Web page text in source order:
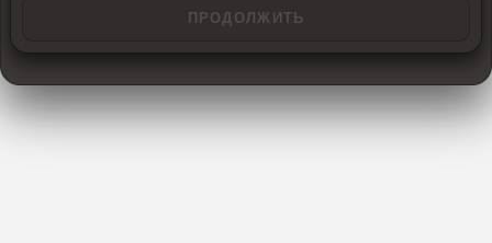
ПРОДОЛЖИТЬ